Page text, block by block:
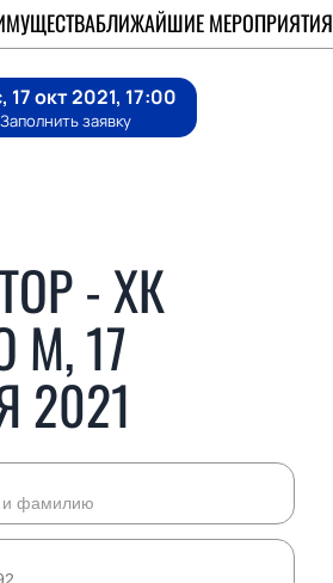
БЛИЖАЙШИЕ МЕРОПРИЯТИЯ
- ХК
17
2021